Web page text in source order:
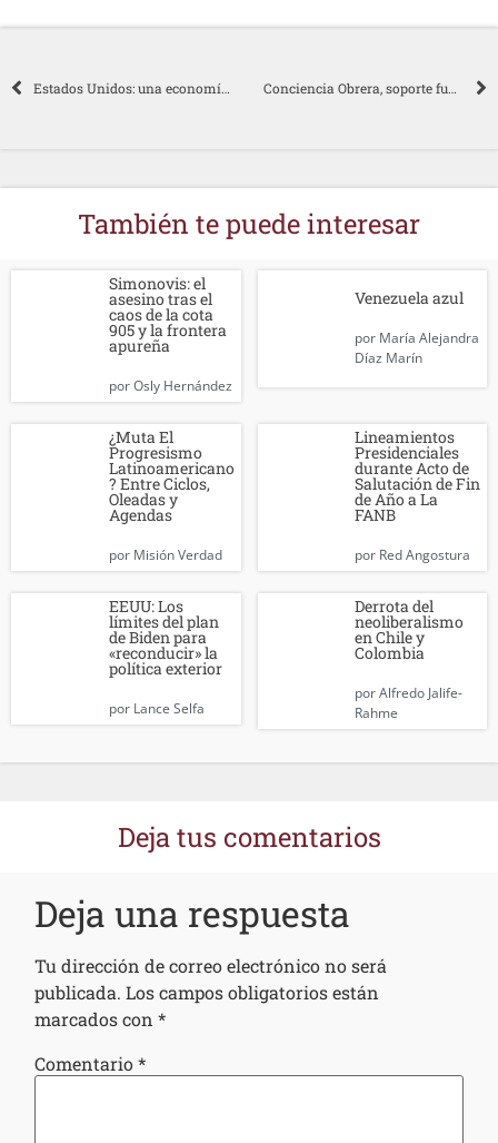
Estados Unidos: una economía de guerra contra la sociedad Conciencia Obrera, soporte fundamental de la Revolución Bolivariana
También te puede interesar
Simonovis: el
asesino tras el
caos de la cota
905 y la frontera
apureña
porOsly Hernández
Venezuela azul
por María Alejandra
Díaz Marín
¿Muta El
Progresismo
Latinoamericano
? Entre Ciclos,
Oleadas y
Agendas
porMisión Verdad
Lineamientos
Presidenciales
durante Acto de
Salutación de Fin
de Año a La
FANB
por Red Angostura
EEUU: Los
límites del plan
de Biden para
«reconducir» la
política exterior
porLance Selfa
Derrota del
neoliberalismo
en Chile y
Colombia
porAlfredo Jalife-
Rahme
Deja tus comentarios
Deja una respuesta
Tu dirección de correo electrónico no será
publicada. Los campos obligatorios están
marcados con*
Comentario*